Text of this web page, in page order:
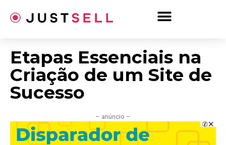
para
Etapas Essenciais na
Criação de um Site de
Sucesso
– anúncio –